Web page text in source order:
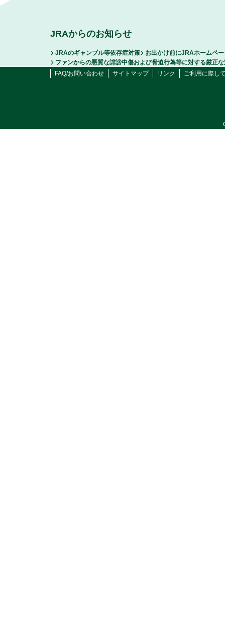
JRAからのお知らせ
JRAのギャンブル等依存症対策
お出かけ前にJRAホームペ
ファンからの悪質な誹謗中傷および脅迫行為等に対する厳正
FAQ/お問い合わせ
サイトマップ リンク ご利用に際し